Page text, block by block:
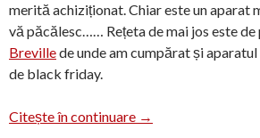
merită achiziționat. Chiar este un aparat
vă păcălesc…… Rețeta de mai jos este de
Brevillede unde am cumpărat și
de black friday.
Citește în continuare Gofre cu mere și
→